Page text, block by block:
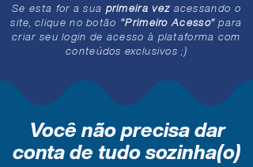
Se esta for a sua primeira vez acessando o
site, clique no botão "Primeiro Acesso" para
criar seu login de acesso à plataforma com
conteúdos exclusivos ;)
Você não precisa dar
conta de tudo sozinha(o)